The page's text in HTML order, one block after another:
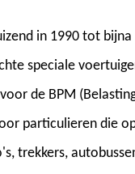
in 1990 tot
speciale
de BPM
particulieren die
trekkers,